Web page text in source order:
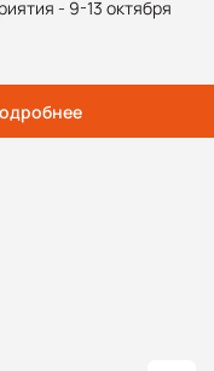
- 9-13 октября